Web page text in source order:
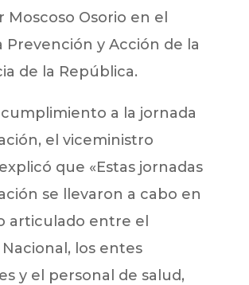
Moscoso Osorio en el
Prevención y Acción de la
de la República.
a la jornada
el viceministro
que «Estas jornadas
se llevaron a cabo en
articulado entre el
los entes
y el personal de salud,